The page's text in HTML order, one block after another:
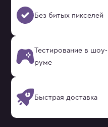
Без битых пикселей
Тестирование в шоу-
руме
Быстрая доставка